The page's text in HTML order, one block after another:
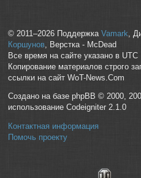
© 2011–2026 Поддержка Vamark,
Коршунов, Верстка - McDead
Все время на сайте указано в UTC
Копирование материалов строго
ссылки на сайт WoT-News.Com
Создано на базе phpBB © 2000,
использование Codeigniter 2.1.0
Контактная информация
Помочь проекту